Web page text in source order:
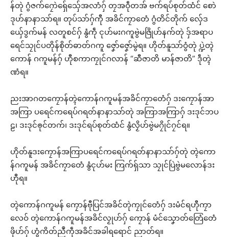
န်တုဲ ဂွံဇက်ဂၠောဲရှ်ေသှ်ေအလာံဂှ် တၠအဝဵုတအ် ဗက်ရပ်စုတ်ထံင် စောဲ
ဒုဟ်နာနာသာ်ရ။ တုပ်သာ်ဂှ်ကီု အခိင်ကၠာတေံ ဂွံတိင်တိုက် လှ်ေဒ
ယှ်ေဒွက်မန် လတူစင်ဂှ် နွံကဵု ၚုဟ်မးဂကူဗွဲမဇြိုဟ်နက်တုဲ ဒှ်အရာပ
ရေင်သၠုင်ပတိုန်စိုတ်ဓာတ်ဂကူ ဇၞော်ဇၞော်မွဲရ။ ဟိုတ်နူသာ်ဝွံတုဲ ပ္ဍဲတ္ၚဲ
ကောန် ဂကူမန်ဂှ် ဟီုစကာကၠုင်ဂလာန် “ဆီဇာတိ မာန်ဇာတိ” ဒဵုတ္ၚဲ
ဏံရ။
ညးအာဂတကၠောန်တ္ၚဲကောန်ဂကူမန်အခိင်ကၠာတေံဂှ် ဒးကၠောန်အာ
အကြာ ပရေင်ကရေပ်ဂရတ်နာနာသာ်တုဲ အကြာအကြာဂှ် ဒးဒုင်ဘပ
ဠ၊ ဒးဒုင်ၜုင်တက်၊ ဒးဒုင်ရပ်စုတ်ထံင် နွံလၟိဟ်ဗွဲမဂၠိုင်ဂၠင်ရ။
ဟိုတ်နူဒးကၠောန်အကြာပရေင်ကရေပ်ဂရတ်နာနာသာ်ဂှ်တုဲ တ္ၚဲကော
န်ဂကူမန် အခိင်ကၠာတေံ နွံၚုဟ်မး ကြက်ရှ်သာ သၠုင်ပြဲဗွဲမလောန်ဒး
ဟီုရ။
တ္ၚဲကောန်ဂကူမန် ကၠောန်ဗီုပြင်အခိင်တုဲကၠုင်တေံဂှ် ဒးမံင်ရဟီုကၠာ
လေဝ် တ္ၚဲကောန်ဂကူမန်အခိင်လၟုဟ်ဂှ် ကၠောန် မံင်သၞောတ်တြေံတေံ
ဖိုဟ်ဂှ် ဟွံကိတ်ညဳကဵုအခိင်အခါရရောင် ညာတ်ရ။